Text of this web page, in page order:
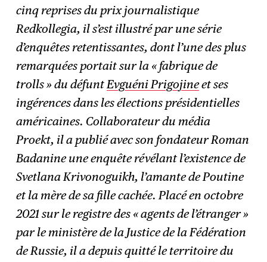
cinq reprises du prix journalistique
Redkollegia, il s’est illustré par une série
d’enquêtes retentissantes, dont l’une des plus
remarquées portait sur la « fabrique de
trolls » du défuntEvguéni Prigojineet ses
ingérences dans les élections présidentielles
américaines. Collaborateur du média
Proekt, il a publié avec son fondateur Roman
Badanine une enquête révélant l’existence de
Svetlana Krivonoguikh, l’amante de Poutine
et la mère de sa fille cachée. Placé en octobre
2021 sur le registre des « agents de l’étranger »
par le ministère de la Justice de la Fédération
de Russie, il a depuis quitté le territoire du